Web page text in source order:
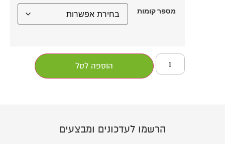
מספר קומות
הוספה לסל
הרשמו לעדכונים ומבצעים